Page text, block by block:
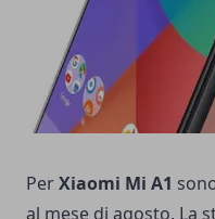
PerXiaomi Mi A1
al mese di agosto. La